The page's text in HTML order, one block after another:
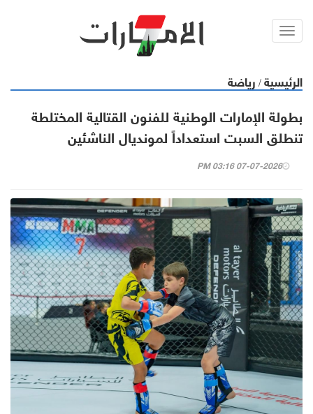
Toggl
الرئيسية / رياضة
بطولة الإمارات الوطنية للفنون القتالية المختلطة
تنطلق السبت استعداداً لمونديال الناشئين
07-07-2026 03:16 PM